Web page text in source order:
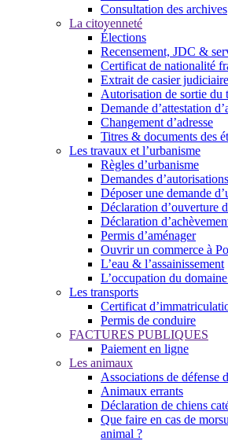
Consultation des archives
La citoyenneté
Élections
Recensement, JDC &
Certificat de nationalité
Extrait de casier judiciaire
Autorisation de sortie du
Demande d’attestation
Changement d’adresse
Titres & documents des
Les travaux et l’urbanisme
Règles d’urbanisme
Demandes
Déposer une demande
Déclaration d’ouverture
Déclaration
Permis d’aménager
Ouvrir un commerce à
L’eau & l’assainissement
L’occupation du
Les transports
Certificat
Permis de conduire
FACTURES PUBLIQUES
Paiement en ligne
Les animaux
Associations de défense
Animaux errants
Déclaration de chiens
Que faire en cas de
animal ?